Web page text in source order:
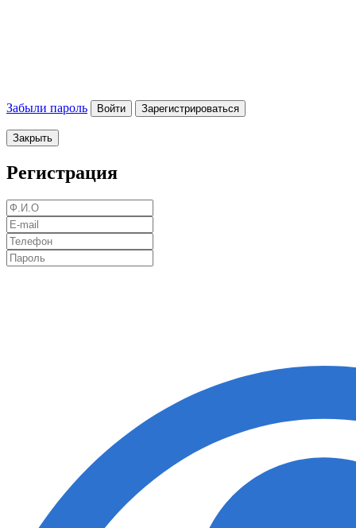
Забыли пароль Войти Зарегистрироваться
Закрыть
Регистрация